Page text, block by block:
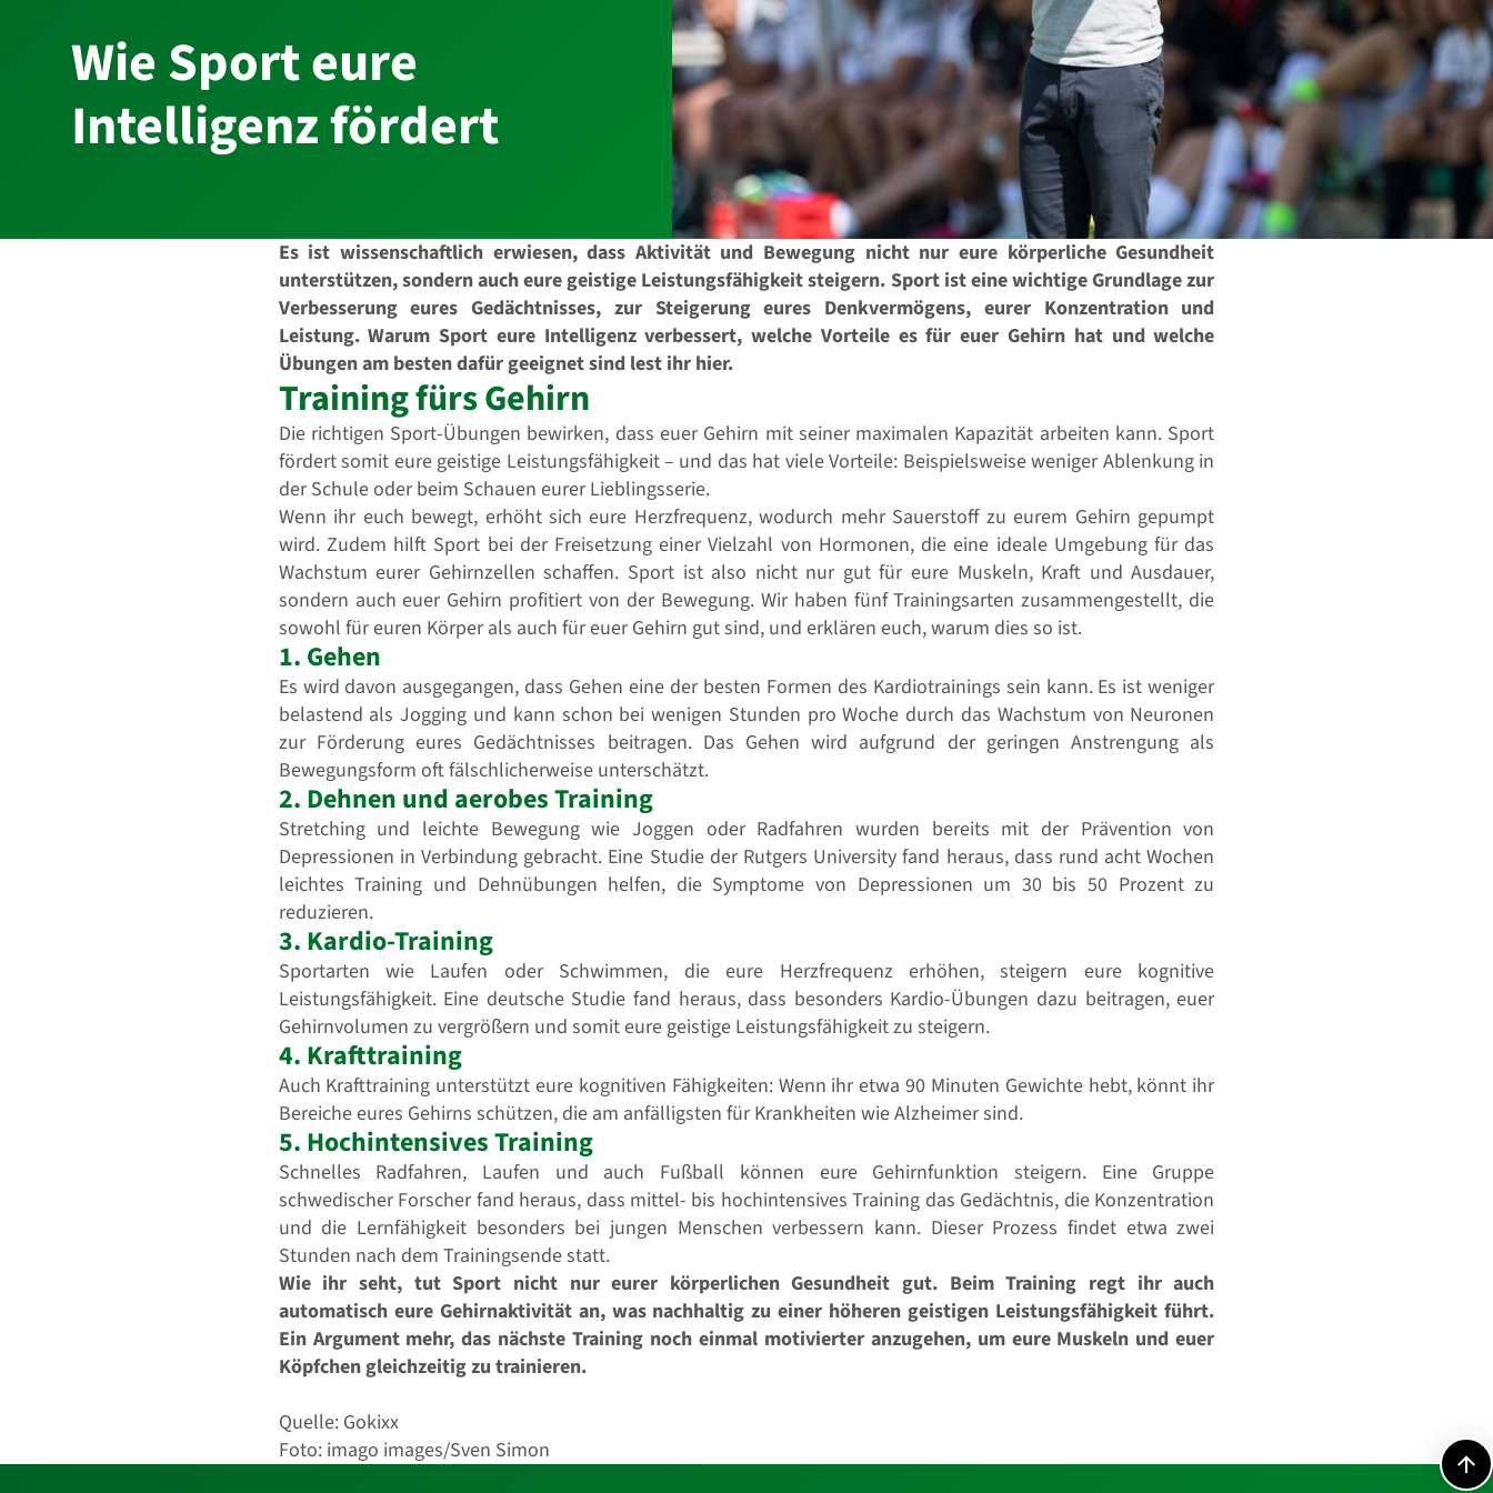
Wie Sport eure
Intelligenz fördert
Es ist wissenschaftlich erwiesen, dass Aktivität und Bewegung nicht nur eure körperliche Gesundheit
unterstützen, sondern auch eure geistige Leistungsfähigkeit steigern. Sport ist eine wichtige Grundlage zur
Verbesserung eures Gedächtnisses, zur Steigerung eures Denkvermögens, eurer Konzentration und
Leistung. Warum Sport eure Intelligenz verbessert, welche Vorteile es für euer Gehirn hat und welche
Übungen am besten dafür geeignet sind lest ihr hier.
Training fürs Gehirn
Die richtigen Sport-Übungen bewirken, dass euer Gehirn mit seiner maximalen Kapazität arbeiten kann. Sport
fördert somit eure geistige Leistungsfähigkeit – und das hat viele Vorteile: Beispielsweise weniger Ablenkung in
der Schule oder beim Schauen eurer Lieblingsserie.
Wenn ihr euch bewegt, erhöht sich eure Herzfrequenz, wodurch mehr Sauerstoff zu eurem Gehirn gepumpt
wird. Zudem hilft Sport bei der Freisetzung einer Vielzahl von Hormonen, die eine ideale Umgebung für das
Wachstum eurer Gehirnzellen schaffen. Sport ist also nicht nur gut für eure Muskeln, Kraft und Ausdauer,
sondern auch euer Gehirn profitiert von der Bewegung. Wir haben fünf Trainingsarten zusammengestellt, die
sowohl für euren Körper als auch für euer Gehirn gut sind, und erklären euch, warum dies so ist.
1. Gehen
Es wird davon ausgegangen, dass Gehen eine der besten Formen des Kardiotrainings sein kann. Es ist weniger
belastend als Jogging und kann schon bei wenigen Stunden pro Woche durch das Wachstum von Neuronen
zur Förderung eures Gedächtnisses beitragen. Das Gehen wird aufgrund der geringen Anstrengung als
Bewegungsform oft fälschlicherweise unterschätzt.
2. Dehnen und aerobes Training
Stretching und leichte Bewegung wie Joggen oder Radfahren wurden bereits mit der Prävention von
Depressionen in Verbindung gebracht. Eine Studie der Rutgers University fand heraus, dass rund acht Wochen
leichtes Training und Dehnübungen helfen, die Symptome von Depressionen um 30 bis 50 Prozent zu
reduzieren.
3. Kardio-Training
Sportarten wie Laufen oder Schwimmen, die eure Herzfrequenz erhöhen, steigern eure kognitive
Leistungsfähigkeit. Eine deutsche Studie fand heraus, dass besonders Kardio-Übungen dazu beitragen, euer
Gehirnvolumen zu vergrößern und somit eure geistige Leistungsfähigkeit zu steigern.
4. Krafttraining
Auch Krafttraining unterstützt eure kognitiven Fähigkeiten: Wenn ihr etwa 90 Minuten Gewichte hebt, könnt ihr
Bereiche eures Gehirns schützen, die am anfälligsten für Krankheiten wie Alzheimer sind.
5. Hochintensives Training
Schnelles Radfahren, Laufen und auch Fußball können eure Gehirnfunktion steigern. Eine Gruppe
schwedischer Forscher fand heraus, dass mittel- bis hochintensives Training das Gedächtnis, die Konzentration
und die Lernfähigkeit besonders bei jungen Menschen verbessern kann. Dieser Prozess findet etwa zwei
Stunden nach dem Trainingsende statt.
Wie ihr seht, tut Sport nicht nur eurer körperlichen Gesundheit gut. Beim Training regt ihr auch
automatisch eure Gehirnaktivität an, was nachhaltig zu einer höheren geistigen Leistungsfähigkeit führt.
Ein Argument mehr, das nächste Training noch einmal motivierter anzugehen, um eure Muskeln und euer
Köpfchen gleichzeitig zu trainieren.
Quelle: Gokixx
Foto: imago images/Sven Simon